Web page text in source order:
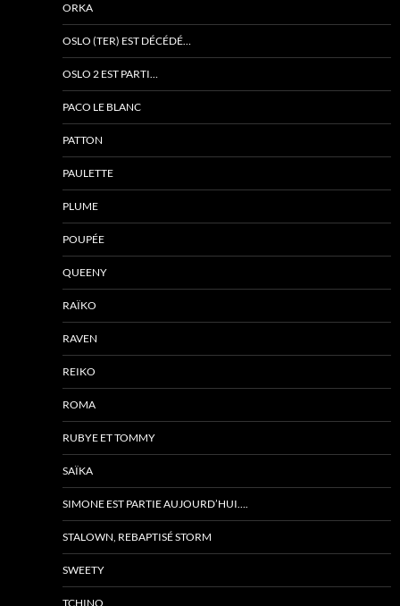
ORKA
OSLO (TER) EST DÉCÉDÉ…
OSLO 2 EST PARTI…
PACO LE BLANC
PATTON
PAULETTE
PLUME
POUPÉE
QUEENY
RAÏKO
RAVEN
REIKO
ROMA
RUBYE ET TOMMY
SAÏKA
SIMONE EST PARTIE AUJOURD’HUI….
STALOWN, REBAPTISÉ STORM
SWEETY
TCHINO